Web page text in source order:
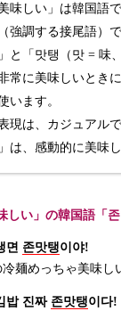
美味しい」は韓国語
強調する接尾語）
と「맛탱（맛 = 味
常に美味しいとき
います。
現は、カジュアル
は、感動的に美味
しい」の韓国語「
면 존맛탱이야!
冷麺めっちゃ美味し
밥 진짜 존맛탱이다!